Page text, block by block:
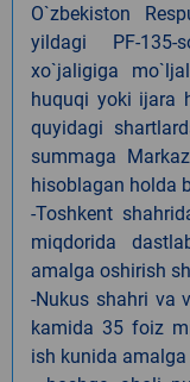
O`zbekiston
yildagi PF-
xo`jaligiga
huquqi yoki ijara
quyidagi
summaga
hisoblagan holda
-Toshkent
miqdorida
amalga oshirish
-Nukus shahri va
kamida 35 foiz
ish kunida